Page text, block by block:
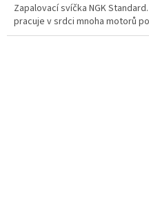
Zapalovací svíčka NGK
pracuje v srdci mnoha motorů